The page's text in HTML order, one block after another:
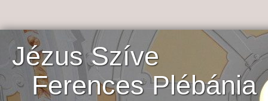
Jézus Szíve
Ferences Plébánia